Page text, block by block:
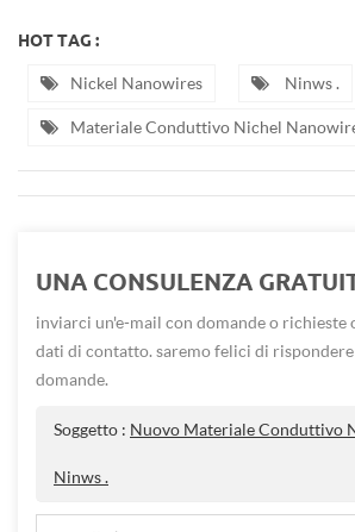
HOT TAG :
Nickel Nanowires Ninws .
Materiale Conduttivo Nichel
UNA CONSULENZA
inviarci un'e-mail con domande o richieste
dati di contatto. saremo felici di
domande.
Soggetto : Nuovo Materiale Conduttivo
Ninws .